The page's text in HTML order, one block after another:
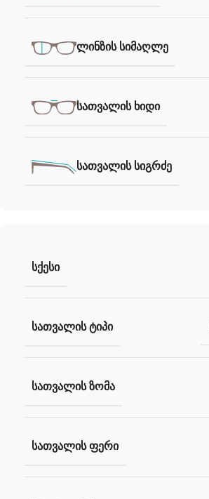
ᲚᲘᲜᲖᲘᲡ ᲡᲘᲛᲐᲦᲚᲔ
ᲡᲐᲗᲕᲐᲚᲘᲡ ᲮᲘᲓᲘ
ᲡᲐᲗᲕᲐᲚᲘᲡ ᲡᲘᲒᲠᲫᲔ
ᲡᲥᲔᲡᲘ
ᲡᲐᲗᲕᲐᲚᲘᲡ ᲢᲘᲞᲘ
ᲡᲐᲗᲕᲐᲚᲘᲡ ᲖᲝᲛᲐ
ᲡᲐᲗᲕᲐᲚᲘᲡ ᲤᲔᲠᲘ